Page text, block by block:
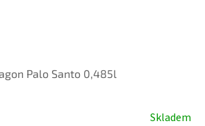
Palo Santo 0,485l
Skladem